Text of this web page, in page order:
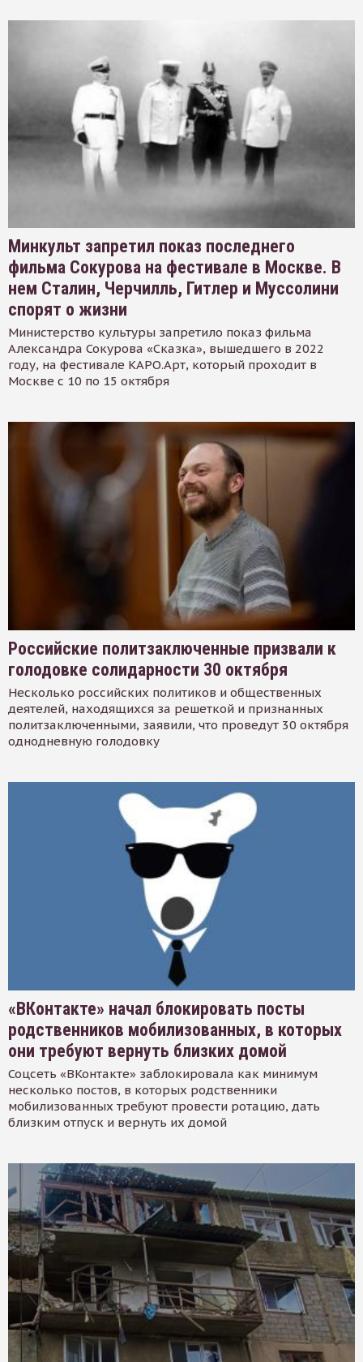
Минкульт запретил показ последнего
фильма Сокурова на фестивале в Москве. В
нем Сталин, Черчилль, Гитлер и Муссолини
спорят о жизни
Министерство культуры запретило показ фильма
Александра Сокурова «Сказка», вышедшего в 2022
году, на фестивале КАРО.Арт, который проходит в
Москве с 10 по 15 октября
Российские политзаключенные призвали к
голодовке солидарности 30 октября
Несколько российских политиков и общественных
деятелей, находящихся за решеткой и признанных
политзаключенными, заявили, что проведут 30 октября
однодневную голодовку
«ВКонтакте» начал блокировать посты
родственников мобилизованных, в которых
они требуют вернуть близких домой
Соцсеть «ВКонтакте» заблокировала как минимум
несколько постов, в которых родственники
мобилизованных требуют провести ротацию, дать
близким отпуск и вернуть их домой